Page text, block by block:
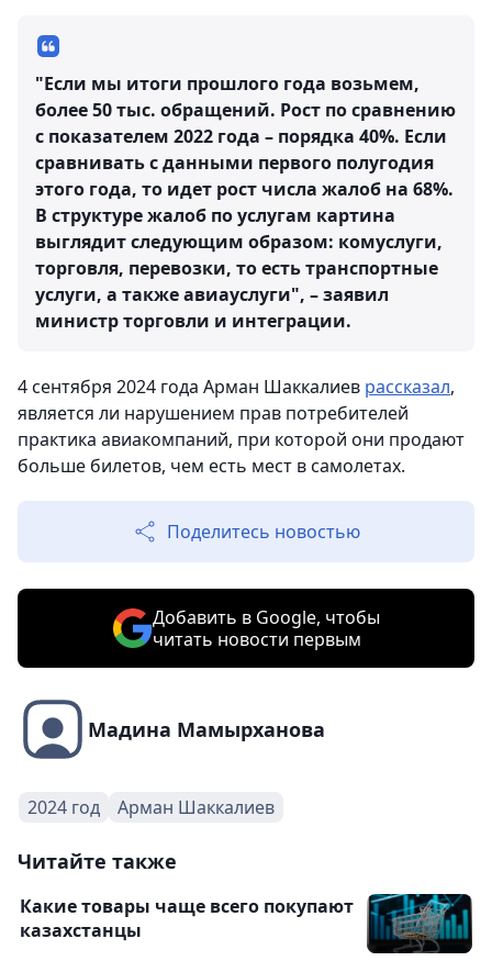
"Если мы итоги прошлого года возьмем,
более 50 тыс. обращений. Рост по сравнению
с показателем 2022 года – порядка 40%. Если
сравнивать с данными первого полугодия
этого года, то идет рост числа жалоб на 68%.
В структуре жалоб по услугам картина
выглядит следующим образом: комуслуги,
торговля, перевозки, то есть транспортные
услуги, а также авиауслуги", – заявил
министр торговли и интеграции.
4 сентября 2024 года Арман Шаккалиев рассказал,
является ли нарушением прав потребителей
практика авиакомпаний, при которой они продают
больше билетов, чем есть мест в самолетах.
Поделитесь новостью
Добавить в Google, чтобы
читать новости первым
Мадина Мамырханова
2024 год Арман Шаккалиев
Читайте также
Какие товары чаще всего покупают
казахстанцы